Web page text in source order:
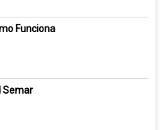
Funciona
Semar